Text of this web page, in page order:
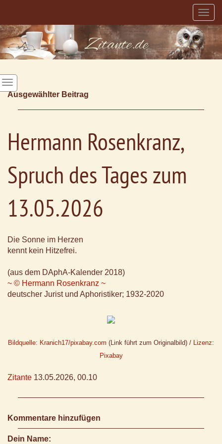
Ausgewählter Beitrag
Hermann Rosenkranz,
Spruch des Tages zum
13.05.2026
Die Sonne im Herzen
kennt kein Hitzefrei.
(aus dem DAphA-Kalender 2018)
~ © Hermann Rosenkranz ~
deutscher Jurist und Aphoristiker; 1932-2020
Bildquelle: Kranich17/pixabay.com (Link führt zum Originalbild) / Lizenz:
Pixabay
Zitante 13.05.2026, 00.10
Kommentare hinzufügen
Dein Name: